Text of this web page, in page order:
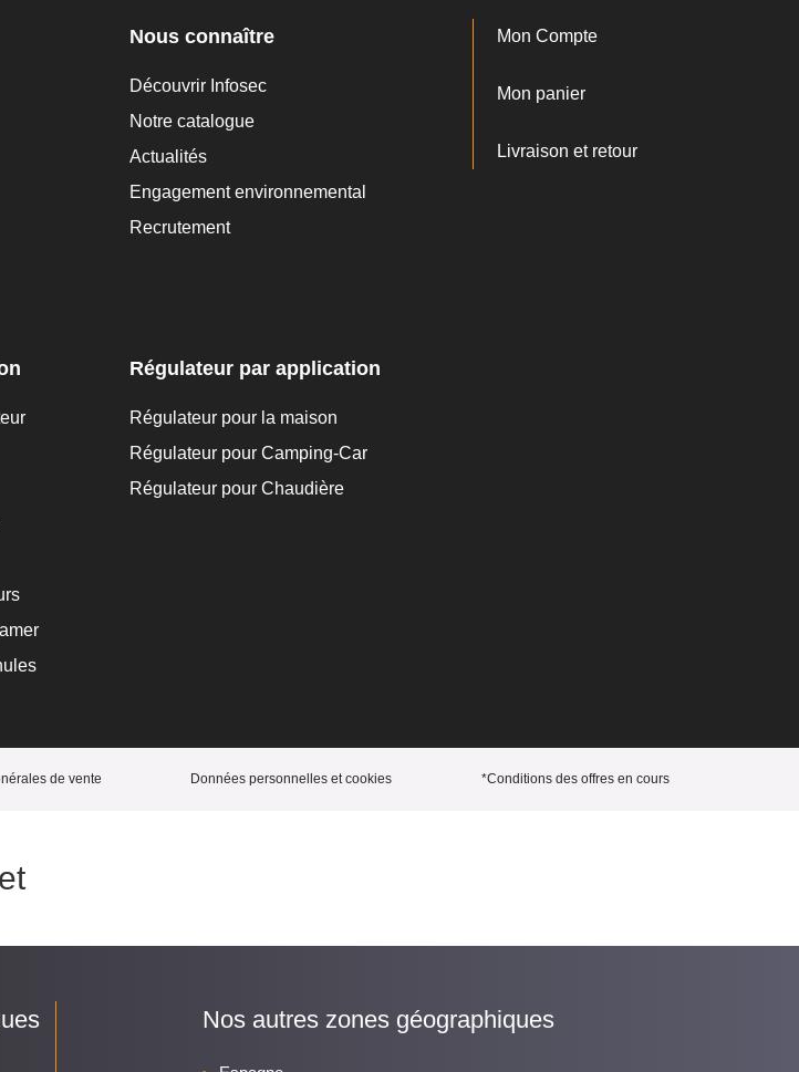
Nous connaître
Découvrir Infosec
Notre catalogue
Actualités
Engagement environnemental
Recrutement
Mon Compte
Mon panier
Livraison et retour
Régulateur par application
Régulateur pour la maison
Régulateur pour Camping-Car
Régulateur pour Chaudière
de vente Données personnelles et cookies *Conditions des offres en cours
Nos autres zones géographiques